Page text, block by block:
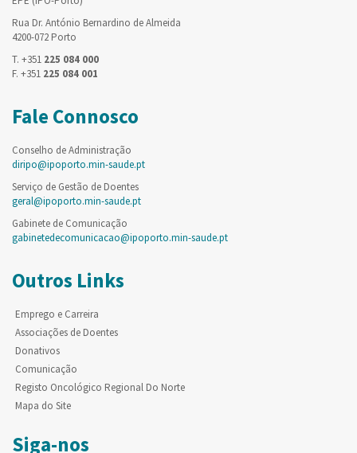
Rua Dr. António Bernardino de Almeida
4200-072 Porto
T. +351 225 084 000
F. +351 225 084 001
Fale Connosco
Conselho de Administração
diripo@ipoporto.min-saude.pt
Serviço de Gestão de Doentes
geral@ipoporto.min-saude.pt
Gabinete de Comunicação
gabinetedecomunicacao@ipoporto.min-saude.pt
Outros Links
Emprego e Carreira
Associações de Doentes
Donativos
Comunicação
Registo Oncológico Regional Do Norte
Mapa do Site
Siga-nos